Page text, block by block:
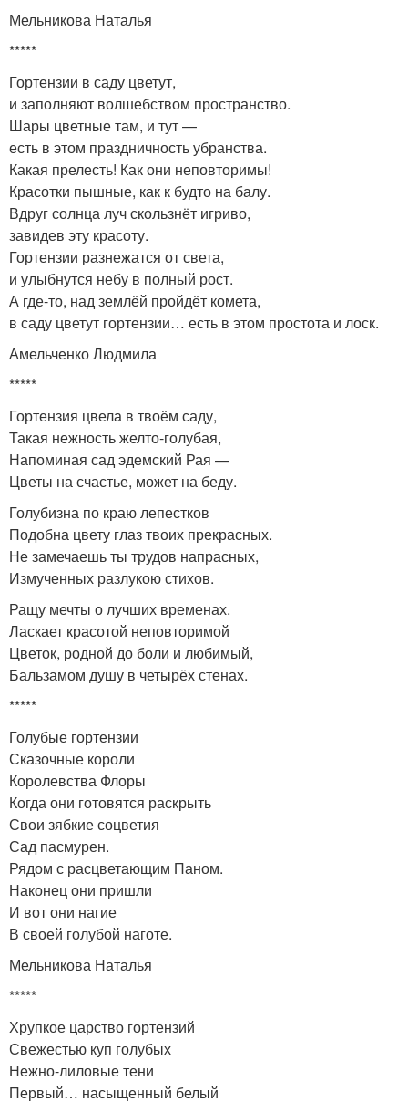
Мельникова Наталья
*****
Гортензии в саду цветут,
и заполняют волшебством пространство.
Шары цветные там, и тут —
есть в этом праздничность убранства.
Какая прелесть! Как они неповторимы!
Красотки пышные, как к будто на балу.
Вдруг солнца луч скользнёт игриво,
завидев эту красоту.
Гортензии разнежатся от света,
и улыбнутся небу в полный рост.
А где-то, над землёй пройдёт комета,
в саду цветут гортензии… есть в этом простота и лоск.
Амельченко Людмила
*****
Гортензия цвела в твоём саду,
Такая нежность желто-голубая,
Напоминая сад эдемский Рая —
Цветы на счастье, может на беду.
Голубизна по краю лепестков
Подобна цвету глаз твоих прекрасных.
Не замечаешь ты трудов напрасных,
Измученных разлукою стихов.
Ращу мечты о лучших временах.
Ласкает красотой неповторимой
Цветок, родной до боли и любимый,
Бальзамом душу в четырёх стенах.
*****
Голубые гортензии
Сказочные короли
Королевства Флоры
Когда они готовятся раскрыть
Свои зябкие соцветия
Сад пасмурен.
Рядом с расцветающим Паном.
Наконец они пришли
И вот они нагие
В своей голубой наготе.
Мельникова Наталья
*****
Хрупкое царство гортензий
Свежестью куп голубых
Нежно-лиловые тени
Первый… насыщенный белый